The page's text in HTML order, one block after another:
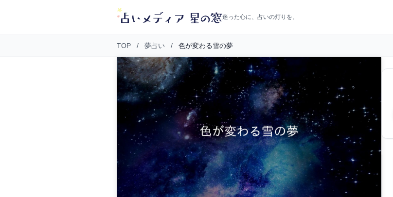
迷った心に、占いの灯りを。
TOP / 夢占い / 色が変わる雪の夢